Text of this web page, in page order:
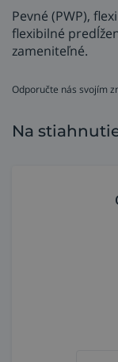
Pevné (PWP),
flexibilné
zameniteľné.
Odporučte nás svojím
Na